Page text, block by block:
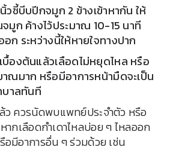
วชี้บีบปีกจมูก 2 ข้างเข้าหากัน ให้
มูก ค้างไว้ประมาณ 10-15 นาที
ก ระหว่างนี้ให้หายใจทางปาก
องต้นแล้วเลือดไม่หยุดไหล หรือ
ณมาก หรือมีอาการหน้ามืดจะเป็น
บาลทันที
ว ควรนัดพบแพทย์ประจำตัว หรือ
กเลือดกำเดาไหลบ่อย ๆ ไหลออก
มีอาการอื่น ๆ ร่วมด้วย เช่น